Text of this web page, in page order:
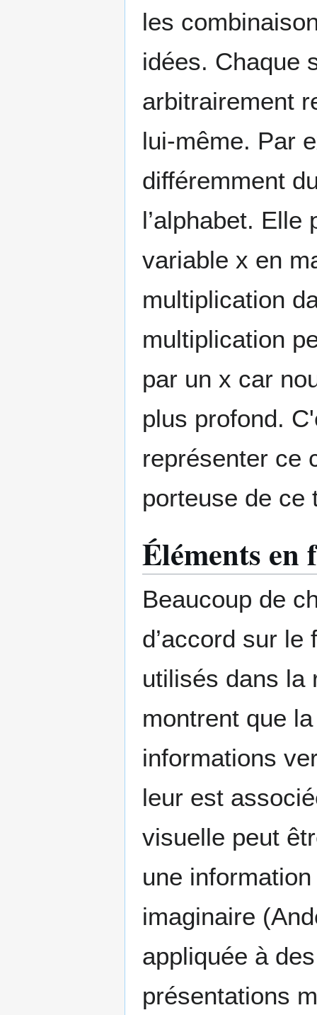
les
idées. Chaque
arbitrairement
lui-même. Par
différemment
l’alphabet.
variable x en
multiplication
multiplication
par un x car
plus profond.
représenter ce
porteuse de ce
Éléments en
Beaucoup de
d’accord sur
utilisés dans la
montrent que
informations
leur est
visuelle peut
une
imaginaire
appliquée à
présentations